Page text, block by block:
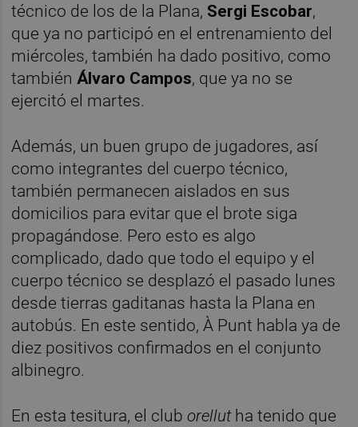
técnico de los de la Plana, Sergi Escobar,
que ya no participó en el entrenamiento del
miércoles, también ha dado positivo, como
también Álvaro Campos, que ya no se
ejercitó el martes.
Además, un buen grupo de jugadores, así
como integrantes del cuerpo técnico,
también permanecen aislados en sus
domicilios para evitar que el brote siga
propagándose. Pero esto es algo
complicado, dado que todo el equipo y el
cuerpo técnico se desplazó el pasado lunes
desde tierras gaditanas hasta la Plana en
autobús. En este sentido, À Punt habla ya de
diez positivos confirmados en el conjunto
albinegro.
En esta tesitura, el cluborellut ha tenido que